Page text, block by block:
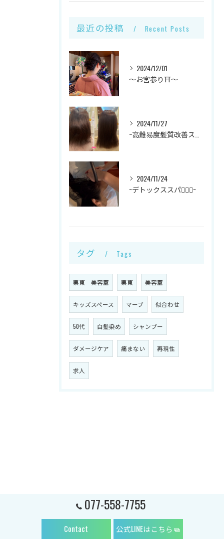
最近の投稿 Recent Posts
2024/12/01
～お宮参り⛩～
2024/11/27
2024/11/24
~デトックススパ💆🏻‍♀️~
タグ Tags
栗東 美容室 栗東 美容室
キッズスペース マーブ 似合わせ
50代 白髪染め シャンプー
ダメージケア 痛まない 再現性
求人
077-558-7755
Contact 公式LINEはこちら